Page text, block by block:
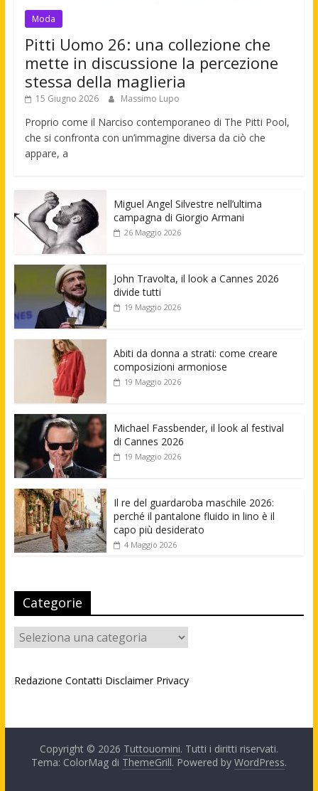
Moda
Pitti Uomo 26: una collezione che
mette in discussione la percezione
stessa della maglieria
15 Giugno 2026 Massimo Lupo
Proprio come il Narciso contemporaneo di The Pitti Pool,
che si confronta con un’immagine diversa da ciò che
appare, a
Miguel Angel Silvestre nell’ultima
campagna di Giorgio Armani
26 Maggio 2026
John Travolta, il look a Cannes 2026
divide tutti
19 Maggio 2026
Abiti da donna a strati: come creare
composizioni armoniose
19 Maggio 2026
Michael Fassbender, il look al festival
di Cannes 2026
19 Maggio 2026
Il re del guardaroba maschile 2026:
perché il pantalone fluido in lino è il
capo più desiderato
4 Maggio 2026
Categorie
Categorie
Redazione Contatti Disclaimer Privacy
Copyright © 2026 Tuttouomini. Tutti i diritti riservati.
Tema: ColorMag di ThemeGrill. Powered by WordPress.